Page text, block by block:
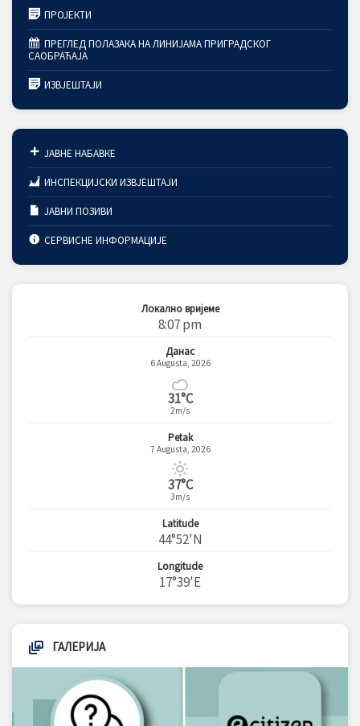
ПРОЈЕКТИ
ПРЕГЛЕД ПОЛАЗАКА НА ЛИНИЈАМА ПРИГРАДСКОГ
САОБРАЋАЈА
ИЗВЈЕШТАЈИ
ЈАВНЕ НАБАВКЕ
ИНСПЕКЦИЈСКИ ИЗВЈЕШТАЈИ
ЈАВНИ ПОЗИВИ
СЕРВИСНЕ ИНФОРМАЦИЈЕ
Локално вријеме
8:07 pm
Данас
6 Augusta, 2026
31°C
2m/s
Petak
7 Augusta, 2026
37°C
3m/s
Latitude
44°52'N
Longitude
17°39'E
ГАЛЕРИЈА